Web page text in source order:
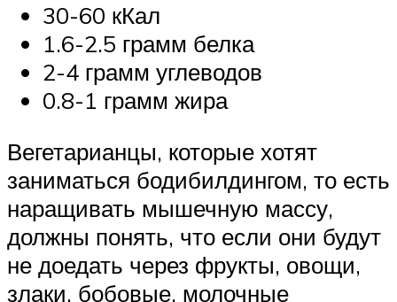
30-60 кКал
1.6-2.5 грамм белка
2-4 грамм углеводов
0.8-1 грамм жира
Вегетарианцы, которые хотят
заниматься бодибилдингом, то есть
наращивать мышечную массу,
должны понять, что если они будут
не доедать через фрукты, овощи,
злаки, бобовые, молочные